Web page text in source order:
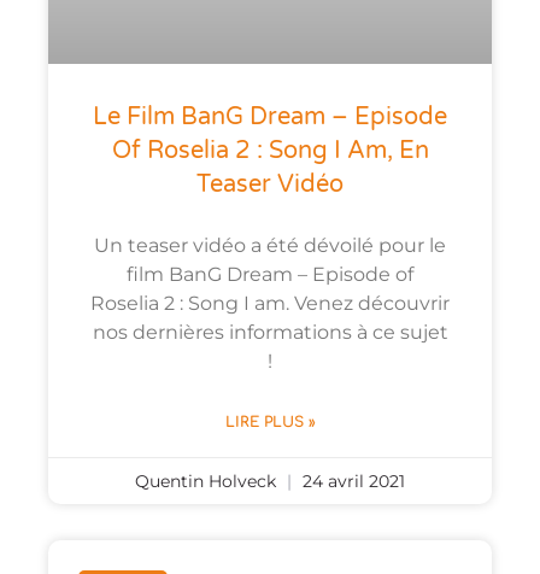
Le Film BanG Dream – Episode
Of Roselia 2 : Song I Am, En
Teaser Vidéo
Un teaser vidéo a été dévoilé pour le
film BanG Dream – Episode of
Roselia 2 : Song I am. Venez découvrir
nos dernières informations à ce sujet
!
LIRE PLUS »
Quentin Holveck 24 avril 2021